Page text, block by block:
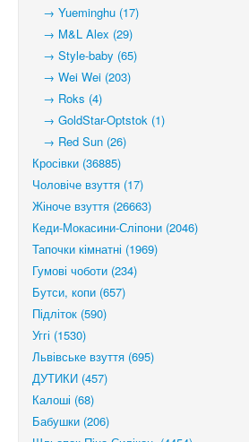
→ Yueminghu (17)
→ M&L Alex (29)
→ Style-baby (65)
→ Wei Wei (203)
→ Roks (4)
→ GoldStar-Optstok (1)
→ Red Sun (26)
Кросівки (36885)
Чоловіче взуття (17)
Жіноче взуття (26663)
Кеди-Мокасини-Сліпони (2046)
Тапочки кімнатні (1969)
Гумові чоботи (234)
Бутси, копи (657)
Підліток (590)
Уггі (1530)
Львівське взуття (695)
ДУТИКИ (457)
Калоші (68)
Бабушки (206)